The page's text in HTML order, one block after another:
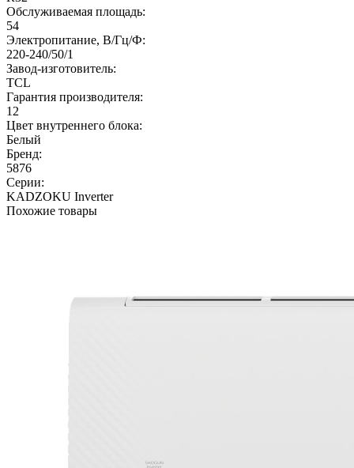
Обслуживаемая площадь:
54
Электропитание, В/Гц/Ф:
220-240/50/1
Завод-изготовитель:
TCL
Гарантия производителя:
12
Цвет внутреннего блока:
Белый
Бренд:
5876
Серии:
KADZOKU Inverter
Похожие товары